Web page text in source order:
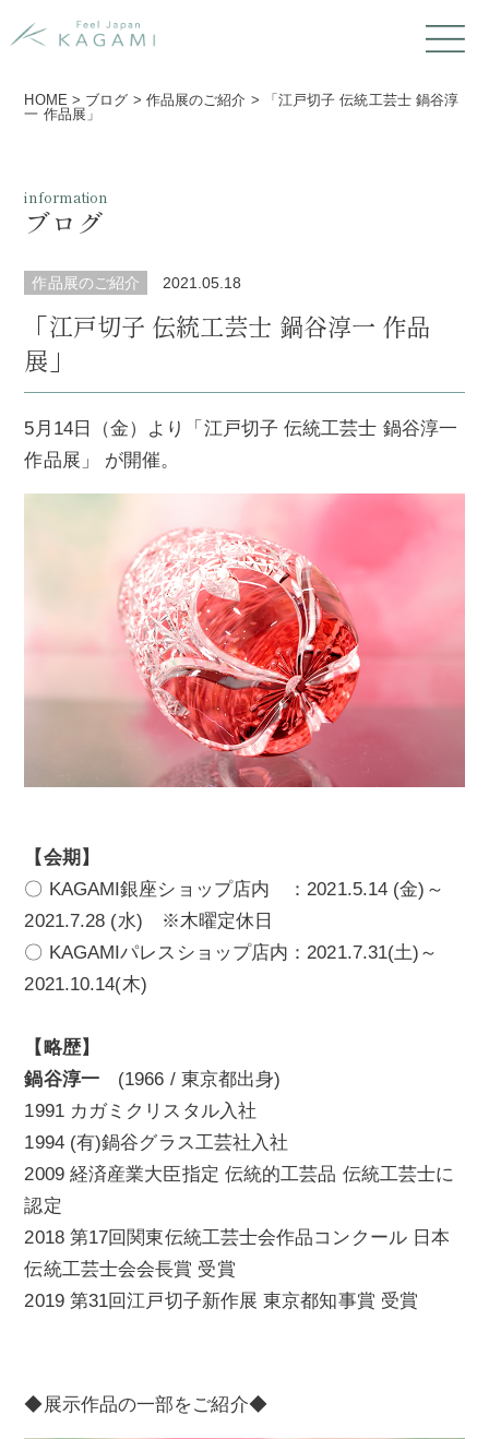
HOME > ブログ > 作品展のご紹介 >
「江戸切子 伝統工芸士 鍋谷淳
一 作品展」
information
ブログ
作品展のご紹介 2021.05.18
「江戸切子 伝統工芸士 鍋谷淳一 作品
展」
5月14日（金）より「江戸切子 伝統工芸士 鍋谷淳一
作品展」 が開催。
【会期】
〇 KAGAMI銀座ショップ店内 ：2021.5.14 (金)～
2021.7.28 (水) ※木曜定休日
〇 KAGAMIパレスショップ店内：2021.7.31(土)～
2021.10.14(木)
【略歴】
鍋谷淳一(1966 / 東京都出身)
1991 カガミクリスタル入社
1994 (有)鍋谷グラス工芸社入社
2009 経済産業大臣指定 伝統的工芸品 伝統工芸士に
認定
2018 第17回関東伝統工芸士会作品コンクール 日本
伝統工芸士会会長賞 受賞
2019 第31回江戸切子新作展 東京都知事賞 受賞
◆展示作品の一部をご紹介◆